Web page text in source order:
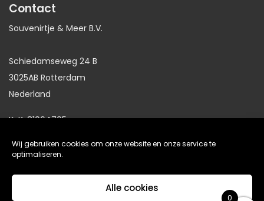
Wij gebruiken cookies om onze website en onze service te
optimaliseren.
Alle cookies
Contact
Souvenirtje & Meer B.V.
Schiedamseweg 24 B
3025AB Rotterdam
Nederland
KvK: 81064705
0